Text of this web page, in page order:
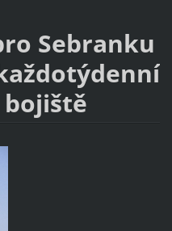
Sebranku